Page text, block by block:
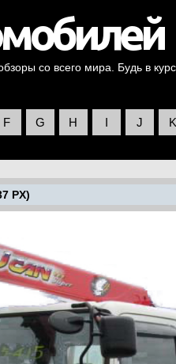
со всего мира. Будь в
F G H I J K
PX)